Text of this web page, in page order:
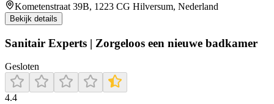
Kometenstraat 39B, 1223 CG Hilversum, Nederland
Bekijk details
Sanitair Experts | Zorgeloos een nieuwe badkamer
Gesloten
4.4